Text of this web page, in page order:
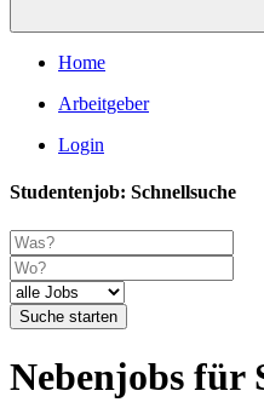
Home
Arbeitgeber
Login
Studentenjob: Schnellsuche
Suche starten
Nebenjobs für